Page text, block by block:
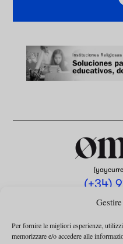
Per fornire le migliori esperienze,
memorizzare e/o accedere alle
(+34)